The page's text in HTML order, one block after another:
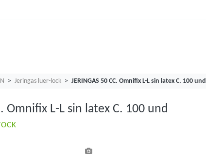
Jeringas luer-lock JERINGAS 50 CC. Omnifix L-L sin latex C. 100 und
Omnifix L-L sin latex C. 100 und